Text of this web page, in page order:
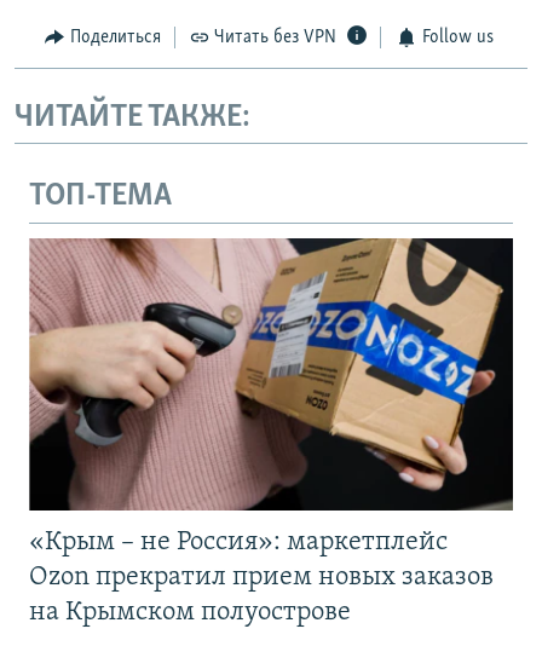
Поделиться Читать без VPN Follow us
ЧИТАЙТЕ ТАКЖЕ:
ТОП-ТЕМА
«Крым – не Россия»: маркетплейс
Ozon прекратил прием новых заказов
на Крымском полуострове